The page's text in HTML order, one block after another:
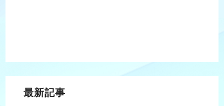
最新記事